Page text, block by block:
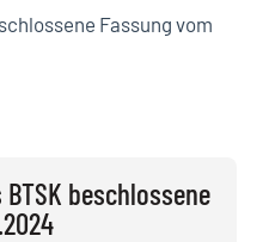
Fassung vom
beschlossene